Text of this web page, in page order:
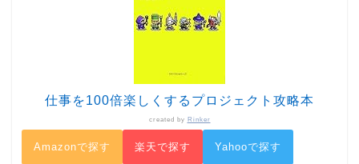
仕事を100倍楽しくするプロジェクト攻略本
created by Rinker
Amazonで探す 楽天で探す Yahooで探す